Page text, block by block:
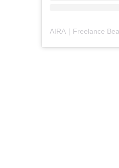
AIRA｜Freelance